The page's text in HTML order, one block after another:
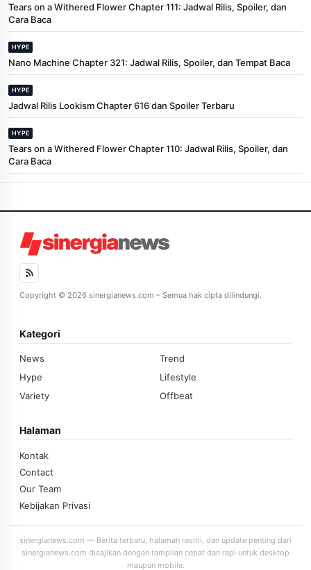
Tears on a Withered Flower Chapter 111: Jadwal Rilis, Spoiler, dan
Cara Baca
HYPE
Nano Machine Chapter 321: Jadwal Rilis, Spoiler, dan Tempat Baca
HYPE
Jadwal Rilis Lookism Chapter 616 dan Spoiler Terbaru
HYPE
Tears on a Withered Flower Chapter 110: Jadwal Rilis, Spoiler, dan
Cara Baca
Copyright © 2026 sinergianews.com – Semua hak cipta dilindungi.
Kategori
News
Trend
Hype
Lifestyle
Variety
Offbeat
Halaman
Kontak
Contact
Our Team
Kebijakan Privasi
sinergianews.com — Berita terbaru, halaman resmi, dan update penting dari
sinergianews.com disajikan dengan tampilan cepat dan rapi untuk desktop
maupun mobile.